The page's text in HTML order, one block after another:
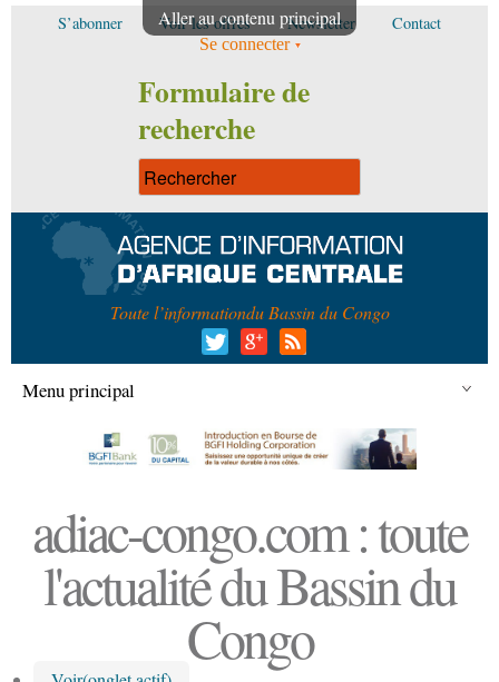
Aller au contenu principal
S’abonner Voir les offres Newsletter Contact
Se connecter
Formulaire de
recherche
Toute l’informationdu Bassin du Congo
Menu principal
adiac-congo.com : toute
l'actualité du Bassin du
Congo